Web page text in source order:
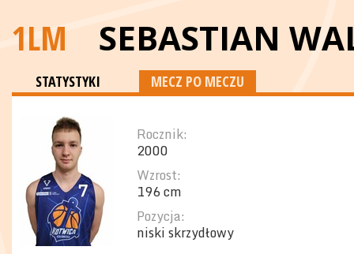
1LM SEBASTIAN
STATYSTYKI MECZ PO MECZU
Rocznik:
2000
Wzrost:
196 cm
Pozycja:
niski skrzydłowy